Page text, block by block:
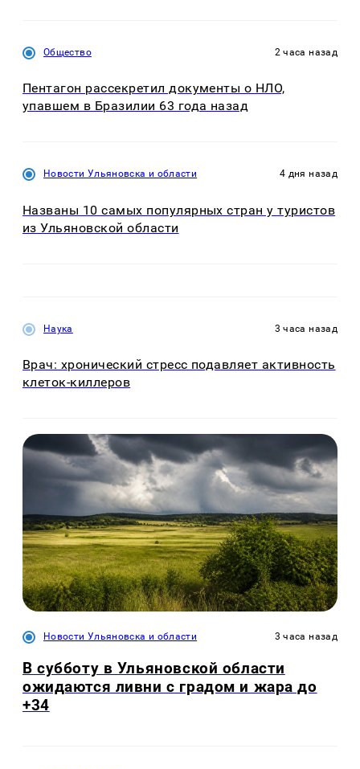
Общество 2 часа назад
Пентагон рассекретил документы о НЛО,
упавшем в Бразилии 63 года назад
Новости Ульяновска и области 4 дня назад
Названы 10 самых популярных стран у туристов
из Ульяновской области
Наука 3 часа назад
Врач: хронический стресс подавляет активность
клеток-киллеров
Новости Ульяновска и области 3 часа назад
В субботу в Ульяновской области
ожидаются ливни с градом и жара до
+34